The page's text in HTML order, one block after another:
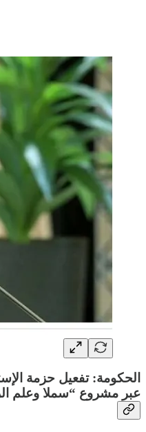
الحكومة: تفعيل حزمة
عبر مشروع “سملا وعلم